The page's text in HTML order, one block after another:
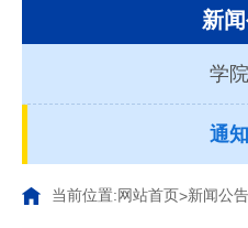
新
学
通
当前位置:网站首页>新闻公告